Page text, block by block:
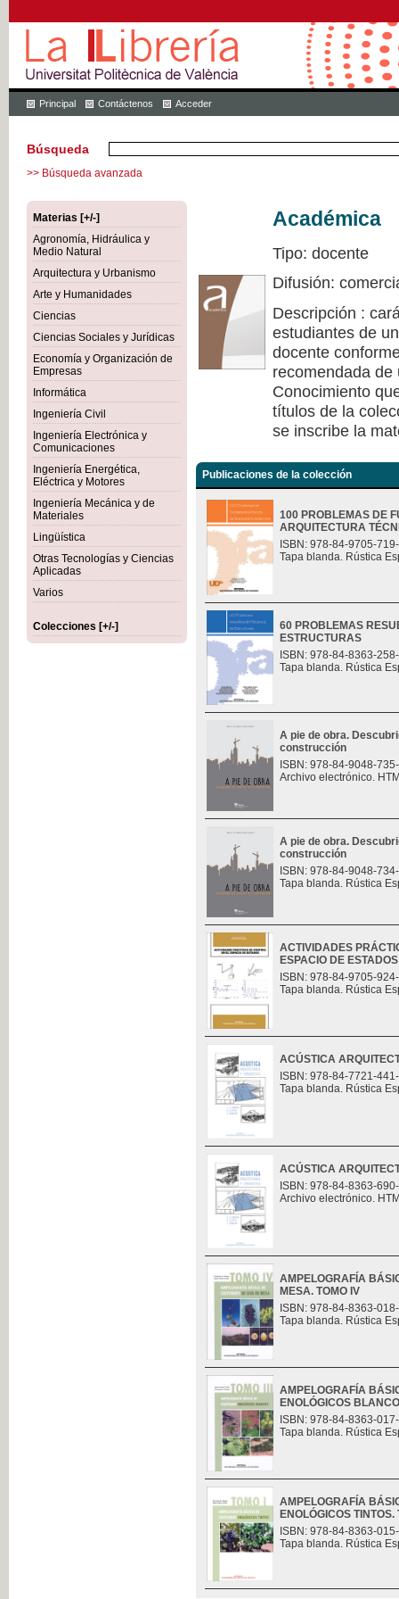
Principal Contáctenos Acceder
Búsqueda
>> Búsqueda avanzada
Materias [+/-]
Agronomía, Hidráulica y
Medio Natural
Arquitectura y Urbanismo
Arte y Humanidades
Ciencias
Ciencias Sociales y Jurídicas
Economía y Organización de
Empresas
Informática
Ingeniería Civil
Ingeniería Electrónica y
Comunicaciones
Ingeniería Energética,
Eléctrica y Motores
Ingeniería Mecánica y de
Materiales
Lingüística
Otras Tecnologías y Ciencias
Aplicadas
Varios
Colecciones [+/-]
Académica
Tipo: docente
Difusión:
Descripción :
estudiantes de
docente
recomendada
Conocimiento
títulos de la
se inscribe la
Publicaciones de la colección
100 PROBLEMAS DE
ARQUITECTURA
ISBN: 978-84-9705-
Tapa blanda. Rústica
60 PROBLEMAS
ESTRUCTURAS
ISBN: 978-84-8363-
Tapa blanda. Rústica
A pie de obra.
construcción
ISBN: 978-84-9048-
Archivo electrónico.
A pie de obra.
construcción
ISBN: 978-84-9048-
Tapa blanda. Rústica
ACTIVIDADES
ESPACIO DE ESTADOS
ISBN: 978-84-9705-
Tapa blanda. Rústica
ACÚSTICA
ISBN: 978-84-7721-
Tapa blanda. Rústica
ACÚSTICA
ISBN: 978-84-8363-
Archivo electrónico.
AMPELOGRAFÍA
MESA. TOMO IV
ISBN: 978-84-8363-
Tapa blanda. Rústica
AMPELOGRAFÍA
ENOLÓGICOS
ISBN: 978-84-8363-
Tapa blanda. Rústica
AMPELOGRAFÍA
ENOLÓGICOS TINTOS.
ISBN: 978-84-8363-
Tapa blanda. Rústica